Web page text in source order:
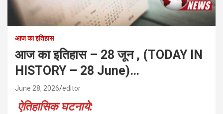
आज का इतिहास
आज का इतिहास – 28 जून , (TODAY IN
HISTORY – 28 June)…
June 28, 2026 editor
ऐतिहासिक घटनाये: